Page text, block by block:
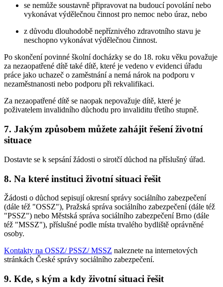
se nemůže soustavně připravovat na budoucí povolání nebo
vykonávat výdělečnou činnost pro nemoc nebo úraz, nebo
z důvodu dlouhodobě nepříznivého zdravotního stavu je
neschopno vykonávat výdělečnou činnost.
Po skončení povinné školní docházky se do 18. roku věku považuje
za nezaopatřené dítě také dítě, které je vedeno v evidenci úřadu
práce jako uchazeč o zaměstnání a nemá nárok na podporu v
nezaměstnanosti nebo podporu při rekvalifikaci.
Za nezaopatřené dítě se naopak nepovažuje dítě, které je
poživatelem invalidního důchodu pro invaliditu třetího stupně.
7. Jakým způsobem můžete zahájit řešení životní
situace
Dostavte se k sepsání žádosti o sirotčí důchod na příslušný úřad.
8. Na které instituci životní situaci řešit
Žádosti o důchod sepisují okresní správy sociálního zabezpečení
(dále též "OSSZ"), Pražská správa sociálního zabezpečení (dále též
"PSSZ") nebo Městská správa sociálního zabezpečení Brno (dále
též "MSSZ"), příslušné podle místa trvalého bydliště oprávněné
osoby.
Kontakty na OSSZ/ PSSZ/ MSSZ naleznete na internetových
stránkách České správy sociálního zabezpečení.
9. Kde, s kým a kdy životní situaci řešit